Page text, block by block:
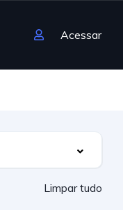
Acessar
Limpar tudo